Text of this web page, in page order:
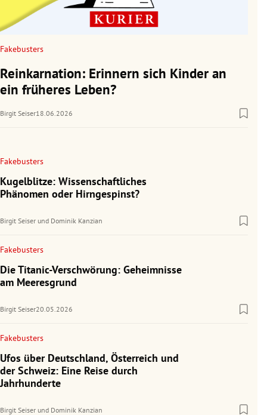
Fakebusters
Reinkarnation: Erinnern sich Kinder an
ein früheres Leben?
Birgit Seiser18.06.2026
Fakebusters
Kugelblitze: Wissenschaftliches
Phänomen oder Hirngespinst?
Birgit Seiser und Dominik Kanzian
Fakebusters
Die Titanic-Verschwörung: Geheimnisse
am Meeresgrund
Birgit Seiser20.05.2026
Fakebusters
Ufos über Deutschland, Österreich und
der Schweiz: Eine Reise durch
Jahrhunderte
Birgit Seiser und Dominik Kanzian